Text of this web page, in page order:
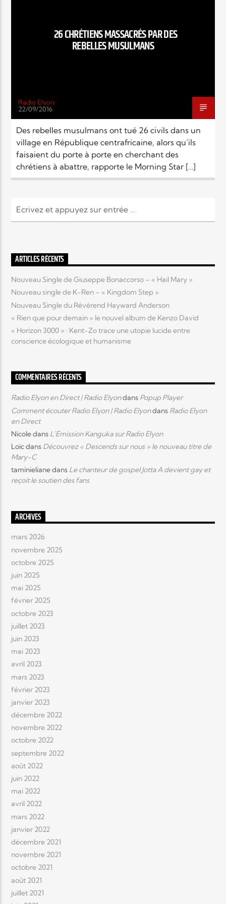
Radio Elyon
Elyon Rhema
Elyon Hits
Elyon Live
Elyon Kids
26 CHRÉTIENS MASSACRÉS PAR DES
REBELLES MUSULMANS
Radio Elyon
22/09/2016
Des rebelles musulmans ont tué 26 civils dans un
village en République centrafricaine, alors qu’ils
faisaient du porte à porte en cherchant des
chrétiens à abattre, rapporte le Morning Star […]
ARTICLES RÉCENTS
Nouveau Single de Giuseppe Bonaccorso – « Hail Mary »
Nouveau single de K-Ren – « Kingdom Step »
Nouveau Single du Révérend Hayward Anderson
« Rien que pour demain » le nouvel album de Kenzo David
« Horizon 3000 » : Kent-Zo trace une utopie lucide entre
conscience écologique et humanisme
COMMENTAIRES RÉCENTS
Radio Elyon en Direct | Radio Elyondans Popup Player
Comment écouter Radio Elyon | Radio Elyondans Radio Elyon
en Direct
Nicoledans L’Emission Kanguka sur Radio Elyon
Loïcdans Découvrez « Descends sur nous » le nouveau titre de
Mary-C
taminielianedans Le chanteur de gospel Jotta A devient gay et
reçoit le soutien des fans
ARCHIVES
mars 2026
novembre 2025
octobre 2025
juin 2025
mai 2025
février 2025
octobre 2023
juillet 2023
juin 2023
mai 2023
avril 2023
mars 2023
février 2023
janvier 2023
décembre 2022
novembre 2022
octobre 2022
septembre 2022
août 2022
juin 2022
mai 2022
avril 2022
mars 2022
janvier 2022
décembre 2021
novembre 2021
octobre 2021
août 2021
juillet 2021